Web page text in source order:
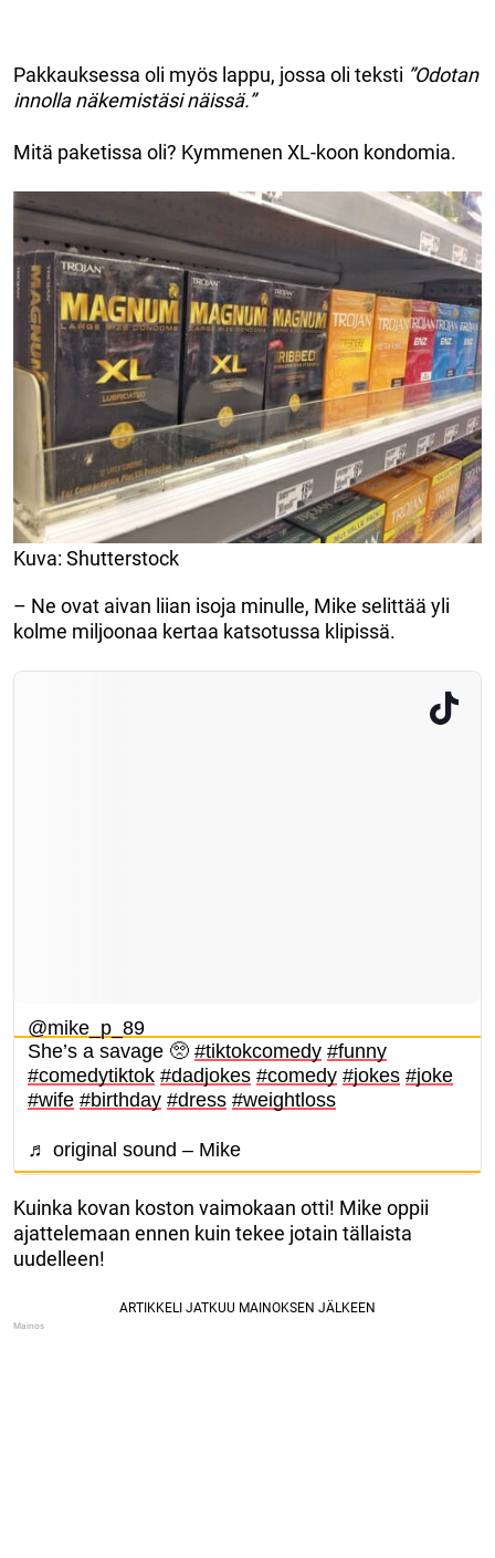
Pakkauksessa oli myös lappu, jossa oli teksti ”Odotan
innolla näkemistäsi näissä.”
Mitä paketissa oli? Kymmenen XL-koon kondomia.
Kuva: Shutterstock
– Ne ovat aivan liian isoja minulle, Mike selittää yli
kolme miljoonaa kertaa katsotussa klipissä.
@mike_p_89
She’s a savage 🥺 #tiktokcomedy #funny
#comedytiktok #dadjokes #comedy #jokes #joke
#wife #birthday #dress #weightloss
♬ original sound – Mike
Kuinka kovan koston vaimokaan otti! Mike oppii
ajattelemaan ennen kuin tekee jotain tällaista
uudelleen!